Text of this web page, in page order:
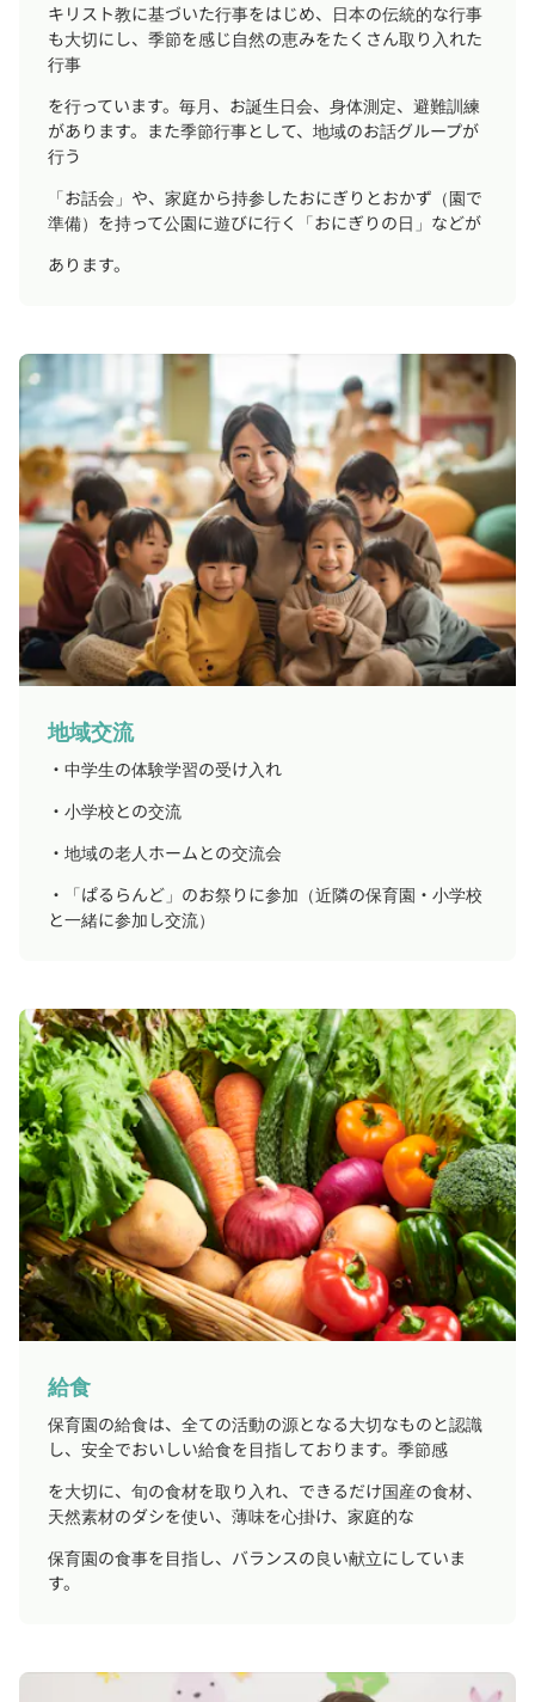
キリスト教に基づいた行事をはじめ、日本の伝統的な行事
も大切にし、季節を感じ自然の恵みをたくさん取り入れた
行事
を行っています。毎月、お誕生日会、身体測定、避難訓練
があります。また季節行事として、地域のお話グループが
行う
「お話会」や、家庭から持参したおにぎりとおかず（園で
準備）を持って公園に遊びに行く「おにぎりの日」などが
あります。
地域交流
・中学生の体験学習の受け入れ
・小学校との交流
・地域の老人ホームとの交流会
・「ぱるらんど」のお祭りに参加（近隣の保育園・小学校
と一緒に参加し交流）
給食
保育園の給食は、全ての活動の源となる大切なものと認識
し、安全でおいしい給食を目指しております。季節感
を大切に、旬の食材を取り入れ、できるだけ国産の食材、
天然素材のダシを使い、薄味を心掛け、家庭的な
保育園の食事を目指し、バランスの良い献立にしていま
す。